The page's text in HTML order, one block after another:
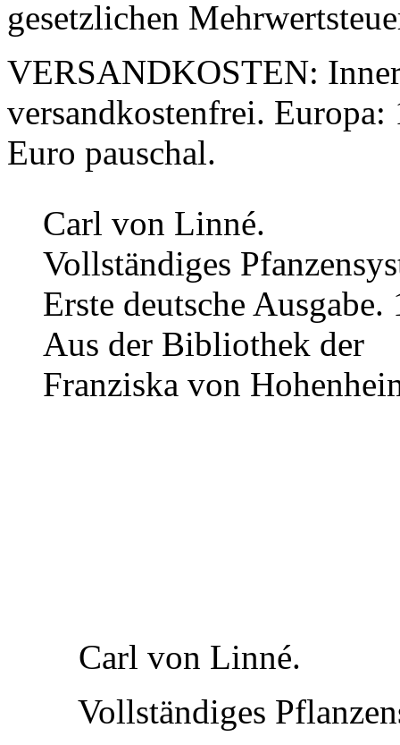
gesetzlichen
VERSANDKOSTEN:
versandkostenfrei.
Euro pauschal.
Carl von Linné.
Vollständiges
Erste deutsche Ausgabe.
Aus der Bibliothek der
Franziska von
Carl von Linné.
Vollständiges